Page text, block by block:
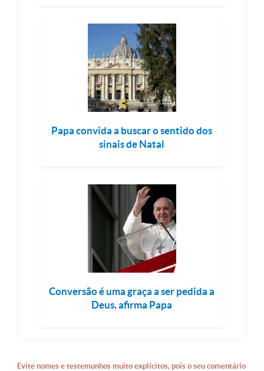
Papa convida a buscar o sentido dos
sinais de Natal
Conversão é uma graça a ser pedida a
Deus, afirma Papa
Evite nomes e testemunhos muito explícitos, pois o seu comentário